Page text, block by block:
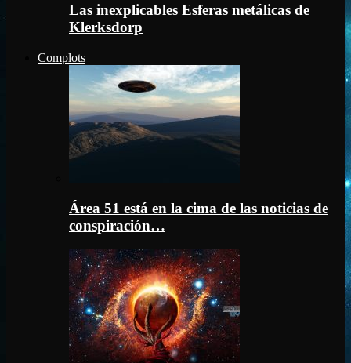
Las inexplicables Esferas metálicas de
Klerksdorp
Complots
Área 51 está en la cima de las noticias de
conspiración…